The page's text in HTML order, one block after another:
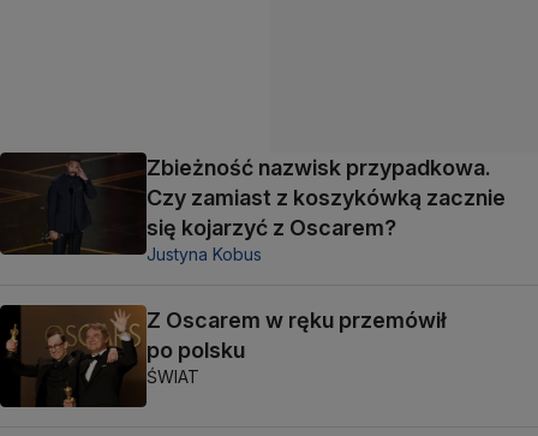
Zbieżność nazwisk przypadkowa.
Czy zamiast z koszykówką zacznie
się kojarzyć z Oscarem?
Justyna Kobus
Z Oscarem w ręku przemówił
po polsku
ŚWIAT